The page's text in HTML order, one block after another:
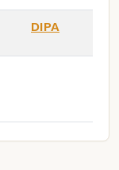
DIPA